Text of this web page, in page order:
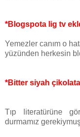
*Blogspota lig tv
Yemezler canım o
yüzünden herkesin
*Bitter siyah çikolata
Tıp literatürüne
durmamız